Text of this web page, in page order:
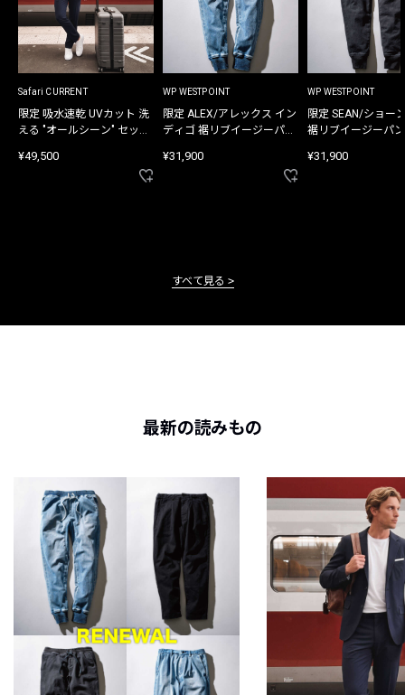
Safari CURRENT
限定 吸水速乾 UVカット 洗
える "オールシーン" セット
¥49,500
WP WESTPOINT
限定 ALEX/アレックス イン
ディゴ 裾リブイージーパン
¥31,900
WP WESTPOINT
限定 SEAN/ショー
裾リブイージーパ
¥31,900
すべて見る
最新の読みもの